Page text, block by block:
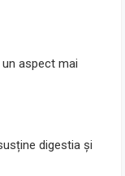
aspect mai
digestia și